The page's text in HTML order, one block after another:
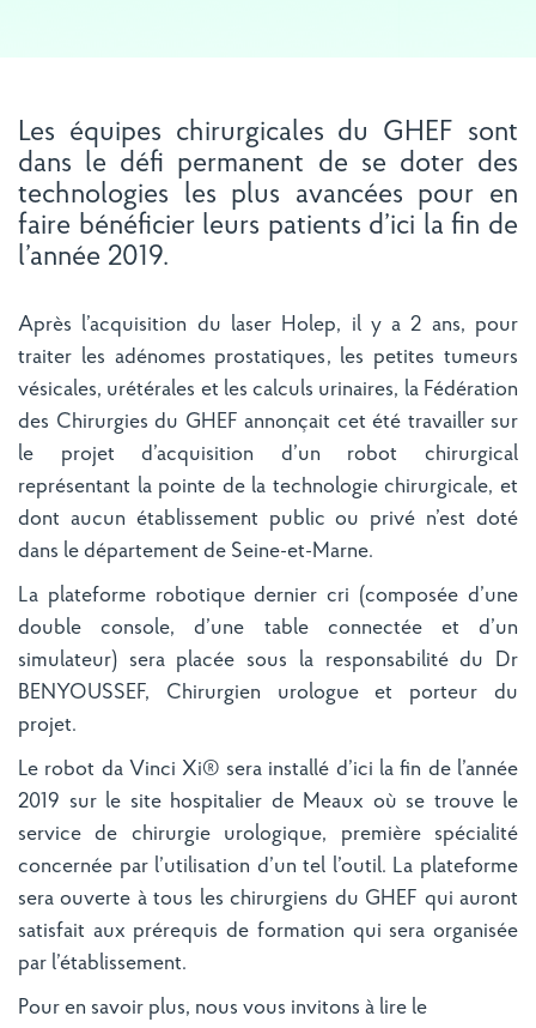
Les équipes chirurgicales du GHEF sont
dans le défi permanent de se doter des
technologies les plus avancées pour en
faire bénéficier leurs patients d’ici la fin de
l’année 2019.
Après l’acquisition du laser Holep, il y a 2 ans, pour
traiter les adénomes prostatiques, les petites tumeurs
vésicales, urétérales et les calculs urinaires, la Fédération
des Chirurgies du GHEF annonçait cet été travailler sur
le projet d’acquisition d’un robot chirurgical
représentant la pointe de la technologie chirurgicale, et
dont aucun établissement public ou privé n’est doté
dans le département de Seine-et-Marne.
La plateforme robotique dernier cri (composée d’une
double console, d’une table connectée et d’un
simulateur) sera placée sous la responsabilité du Dr
BENYOUSSEF, Chirurgien urologue et porteur du
projet.
Le robot da Vinci Xi® sera installé d’ici la fin de l’année
2019 sur le site hospitalier de Meaux où se trouve le
service de chirurgie urologique, première spécialité
concernée par l’utilisation d’un tel l’outil. La plateforme
sera ouverte à tous les chirurgiens du GHEF qui auront
satisfait aux prérequis de formation qui sera organisée
par l’établissement.
Pour en savoir plus, nous vous invitons à lire le